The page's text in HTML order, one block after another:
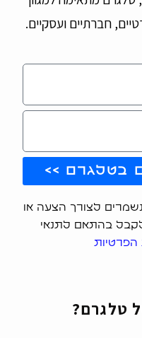
חברתיים ועסקיים.
בטלגרם >>
לצורך הצעה או
בהתאם לתנאי
הפרטיות
טלגרם?